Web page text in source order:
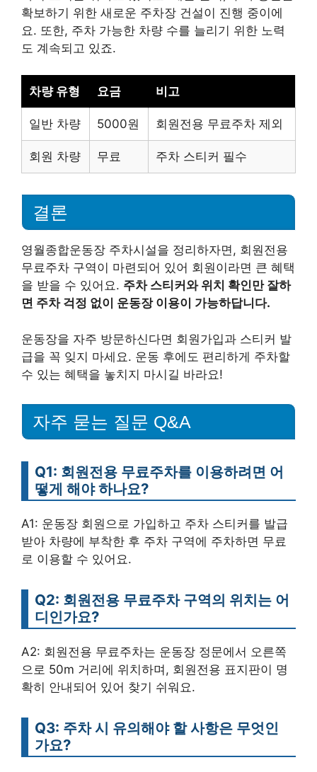
확보하기 위한 새로운 주차장 건설이 진행 중이에
요. 또한, 주차 가능한 차량 수를 늘리기 위한 노력
도 계속되고 있죠.
차량 유형 요금 비고
일반 차량 5000원 회원전용 무료주차 제외
회원 차량 무료 주차 스티커 필수
결론
영월종합운동장 주차시설을 정리하자면, 회원전용
무료주차 구역이 마련되어 있어 회원이라면 큰 혜택
을 받을 수 있어요. 주차 스티커와 위치 확인만 잘하
면 주차 걱정 없이 운동장 이용이 가능하답니다.
운동장을 자주 방문하신다면 회원가입과 스티커 발
급을 꼭 잊지 마세요. 운동 후에도 편리하게 주차할
수 있는 혜택을 놓치지 마시길 바라요!
자주 묻는 질문 Q&A
Q1: 회원전용 무료주차를 이용하려면 어
떻게 해야 하나요?
A1: 운동장 회원으로 가입하고 주차 스티커를 발급
받아 차량에 부착한 후 주차 구역에 주차하면 무료
로 이용할 수 있어요.
Q2: 회원전용 무료주차 구역의 위치는 어
디인가요?
A2: 회원전용 무료주차는 운동장 정문에서 오른쪽
으로 50m 거리에 위치하며, 회원전용 표지판이 명
확히 안내되어 있어 찾기 쉬워요.
Q3: 주차 시 유의해야 할 사항은 무엇인
가요?